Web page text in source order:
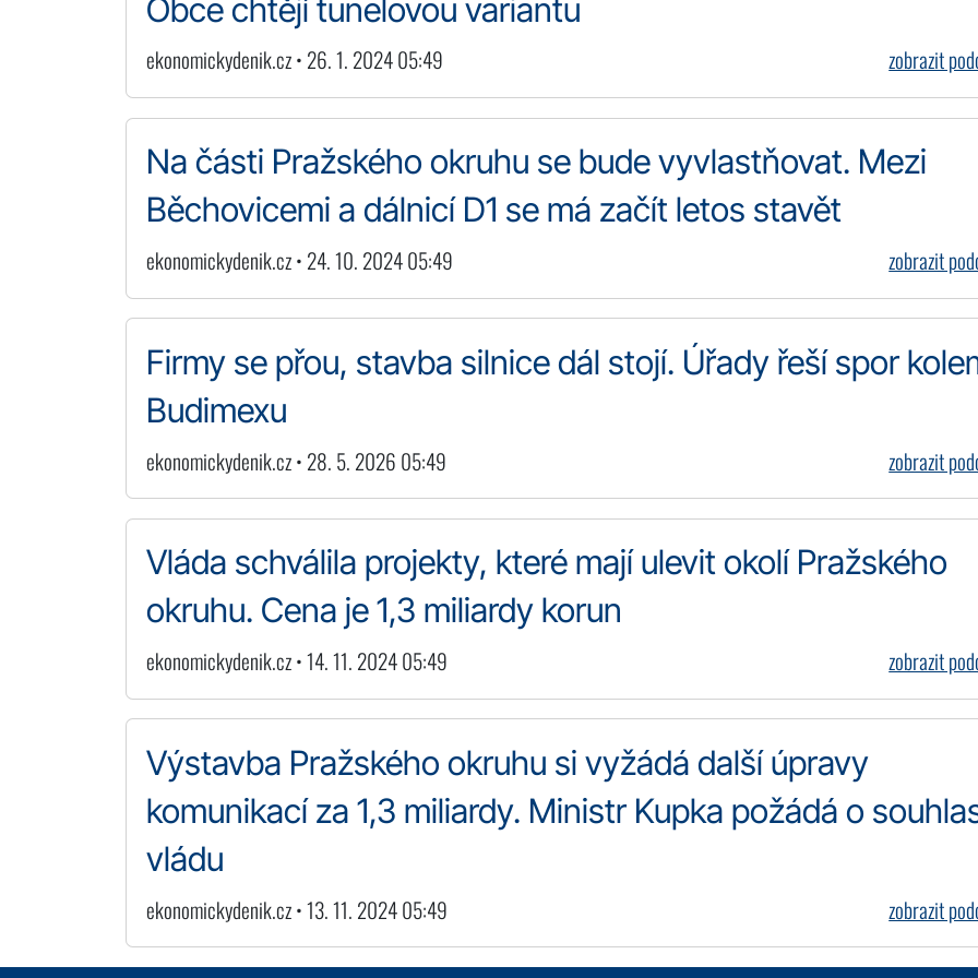
Obce chtějí tunelovou variantu
ekonomickydenik.cz • 26. 1. 2024 05:49 zobrazit
Na části Pražského okruhu se bude vyvlastňovat. Mezi
Běchovicemi a dálnicí D1 se má začít letos stavět
ekonomickydenik.cz • 24. 10. 2024 05:49 zobrazit
Firmy se přou, stavba silnice dál stojí. Úřady řeší spor
Budimexu
ekonomickydenik.cz • 28. 5. 2026 05:49 zobrazit
Vláda schválila projekty, které mají ulevit okolí Pražského
okruhu. Cena je 1,3 miliardy korun
ekonomickydenik.cz • 14. 11. 2024 05:49 zobrazit
Výstavba Pražského okruhu si vyžádá další úpravy
komunikací za 1,3 miliardy. Ministr Kupka požádá o
vládu
ekonomickydenik.cz • 13. 11. 2024 05:49 zobrazit